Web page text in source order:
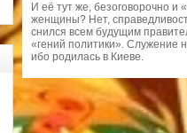
И её тут же, безоговорочно
женщины? Нет,
снился всем будущим
«гений политики». Служение
ибо родилась в Киеве.